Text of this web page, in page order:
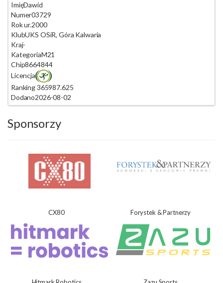
ImięDawid
Numer03729
Rok ur.2000
KlubUKS OSiR, Góra Kalwaria
Kraj-
KategoriaM21
Chip8664844
Licencja
Ranking 365987.625
Dodano2026-08-02
Sponsorzy
CX80 Forystek & Partnerzy